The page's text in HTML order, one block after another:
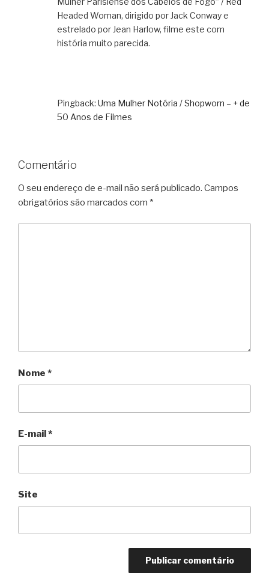
Headed Woman, dirigido por Jack Conway e
estrelado por Jean Harlow, filme este com
história muito parecida.
Pingback: Uma Mulher Notória / Shopworn – + de
50 Anos de Filmes
Comentário
O seu endereço de e-mail não será publicado. Campos
obrigatórios são marcados com *
Nome *
E-mail*
Site